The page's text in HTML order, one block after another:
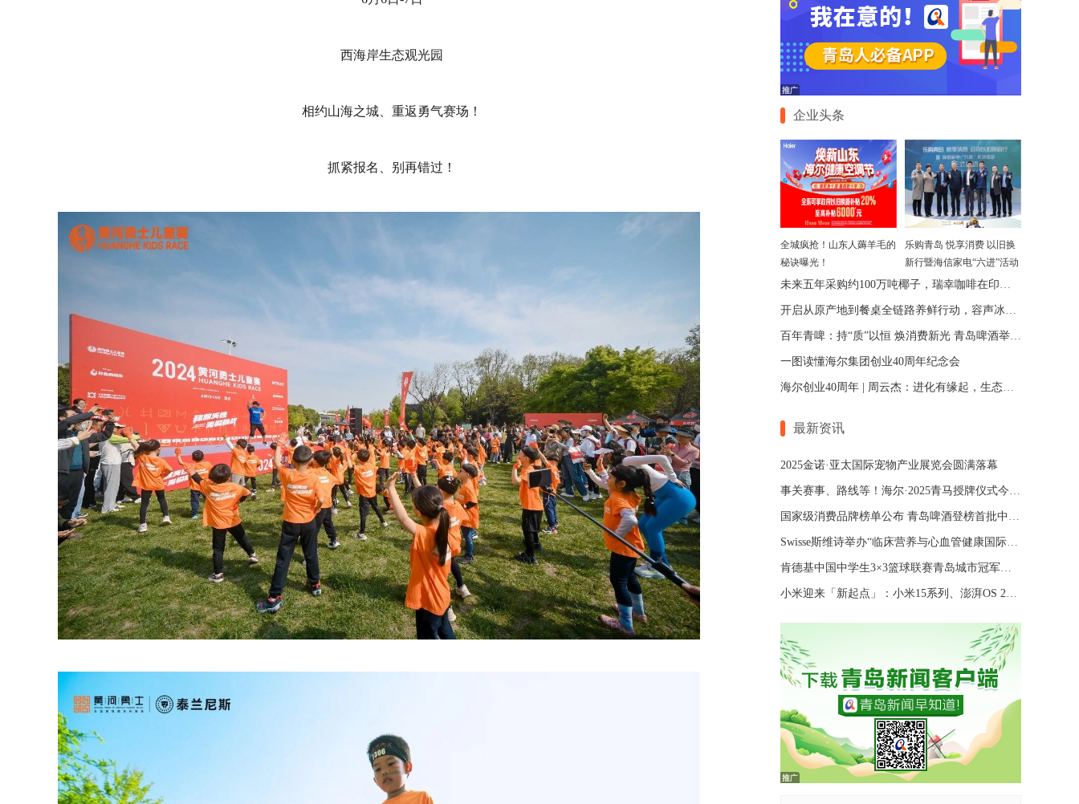
西海岸生态观光园
相约山海之城、重返勇气赛场！
抓紧报名、别再错过！
企业头条
全城疯抢！山东人薅羊毛的
秘诀曝光！
乐购青岛 悦享消费 以旧换
新行暨海信家电“六进”活动
启动
未来五年采购约100万吨椰子，瑞幸咖啡在印尼“包了一群岛”
开启从原产地到餐桌全链路养鲜行动，容声冰箱助力乡村振兴
百年青啤：持“质”以恒 焕消费新光 青岛啤酒举办第47届“提高质量纪念日”活动
一图读懂海尔集团创业40周年纪念会
海尔创业40周年 | 周云杰：进化有缘起，生态无边界！
最新资讯
2025金诺·亚太国际宠物产业展览会圆满落幕
事关赛事、路线等！海尔·2025青马授牌仪式今日举行
国家级消费品牌榜单公布 青岛啤酒登榜首批中国消费名品
Swisse斯维诗举办“临床营养与心血管健康国际会议”，新品获IFOS产品认证
肯德基中国中学生3×3篮球联赛青岛城市冠军赛收官
小米迎来「新起点」：小米15系列、澎湃OS 2、小米SU7 Ultra等重磅发布，「AI全生态」迈出坚实一步